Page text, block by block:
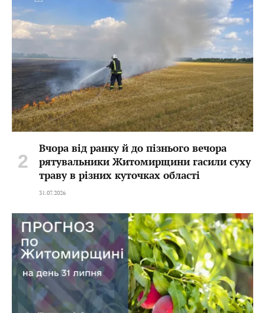
Вчора від ранку й до пізнього вечора
рятувальники Житомирщини гасили суху
траву в різних куточках області
31.07.2026